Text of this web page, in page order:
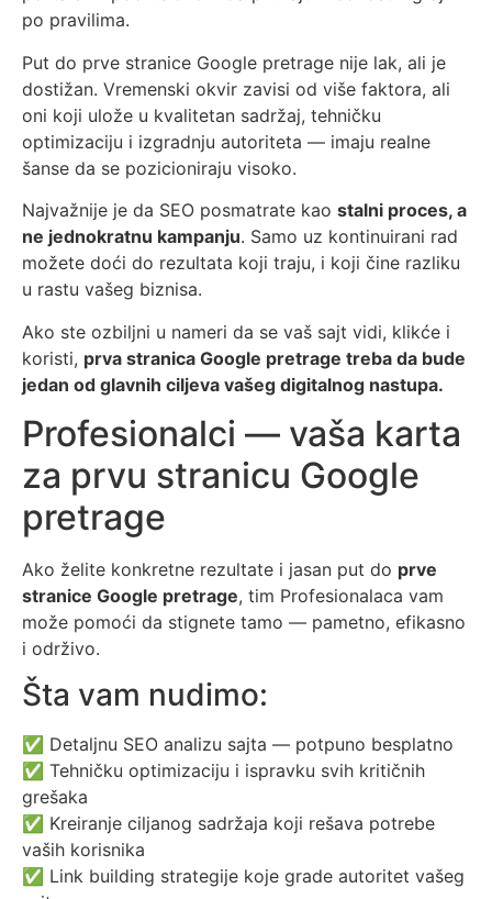
po pravilima.
Put do prve stranice Google pretrage nije lak, ali je
dostižan. Vremenski okvir zavisi od više faktora, ali
oni koji ulože u kvalitetan sadržaj, tehničku
optimizaciju i izgradnju autoriteta — imaju realne
šanse da se pozicioniraju visoko.
Najvažnije je da SEO posmatrate kao stalni proces, a
ne jednokratnu kampanju. Samo uz kontinuirani rad
možete doći do rezultata koji traju, i koji čine razliku
u rastu vašeg biznisa.
Ako ste ozbiljni u nameri da se vaš sajt vidi, klikće i
koristi, prva stranica Google pretrage treba da bude
jedan od glavnih ciljeva vašeg digitalnog nastupa.
Profesionalci — vaša karta
za prvu stranicu Google
pretrage
Ako želite konkretne rezultate i jasan put do prve
stranice Google pretrage, tim Profesionalaca vam
može pomoći da stignete tamo — pametno, efikasno
i održivo.
Šta vam nudimo:
✅ Detaljnu SEO analizu sajta — potpuno besplatno
✅ Tehničku optimizaciju i ispravku svih kritičnih
grešaka
✅ Kreiranje ciljanog sadržaja koji rešava potrebe
vaših korisnika
✅ Link building strategije koje grade autoritet vašeg